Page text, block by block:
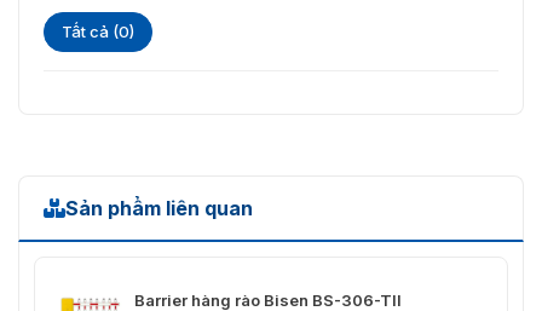
Tất cả (0)
Sản phẩm liên quan
Barrier hàng rào Bisen BS-306-TII